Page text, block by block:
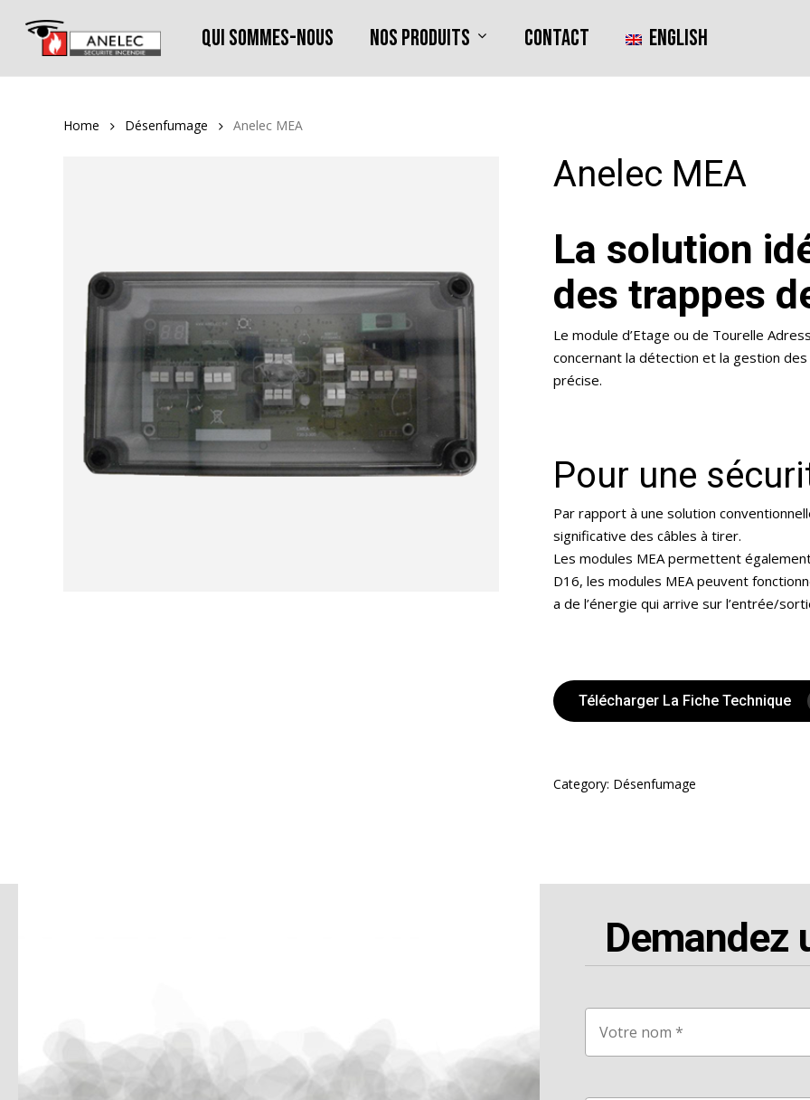
content
Qui sommes-nous Nos produits Contact English
Home Désenfumage Anelec MEA
Anelec MEA
La solution
des trappes
Le module d’Etage ou de Tourelle
concernant la détection et la gestion
précise.
Pour une
Par rapport à une solution
significative des câbles à tirer.
Les modules MEA permettent
D16, les modules MEA peuvent
a de l’énergie qui arrive sur l’entrée/
Télécharger La Fiche Technique
Category: Désenfumage
Demandez